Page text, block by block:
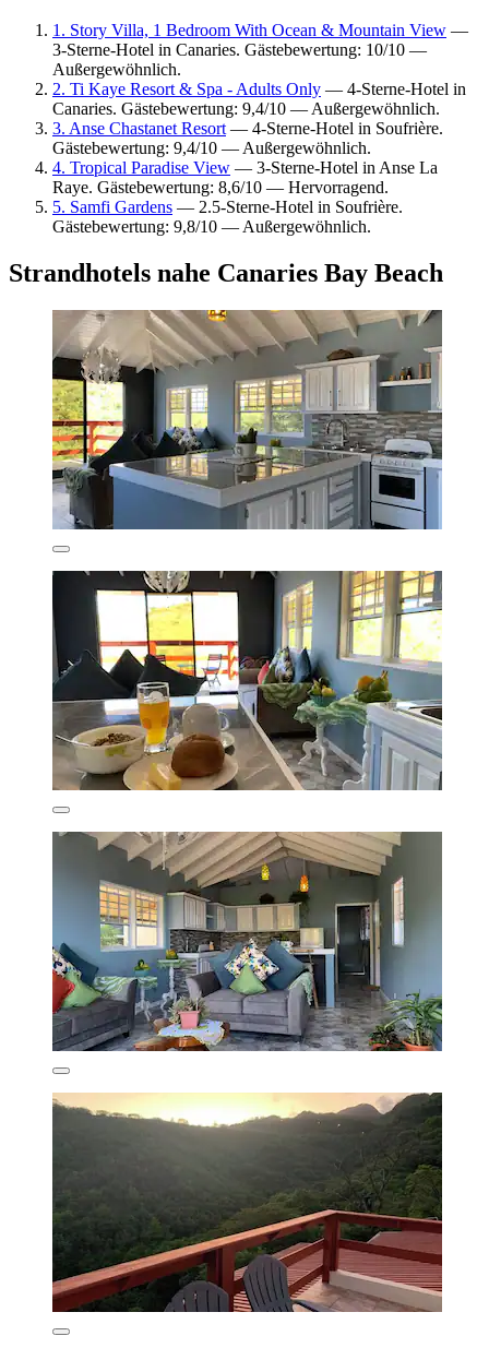
1. Story Villa, 1 Bedroom With Ocean & Mountain View —
3-Sterne-Hotel in Canaries. Gästebewertung: 10/10 —
Außergewöhnlich.
2. Ti Kaye Resort & Spa - Adults Only — 4-Sterne-Hotel in
Canaries. Gästebewertung: 9,4/10 — Außergewöhnlich.
3. Anse Chastanet Resort — 4-Sterne-Hotel in Soufrière.
Gästebewertung: 9,4/10 — Außergewöhnlich.
4. Tropical Paradise View — 3-Sterne-Hotel in Anse La
Raye. Gästebewertung: 8,6/10 — Hervorragend.
5. Samfi Gardens — 2.5-Sterne-Hotel in Soufrière.
Gästebewertung: 9,8/10 — Außergewöhnlich.
Strandhotels nahe Canaries Bay Beach